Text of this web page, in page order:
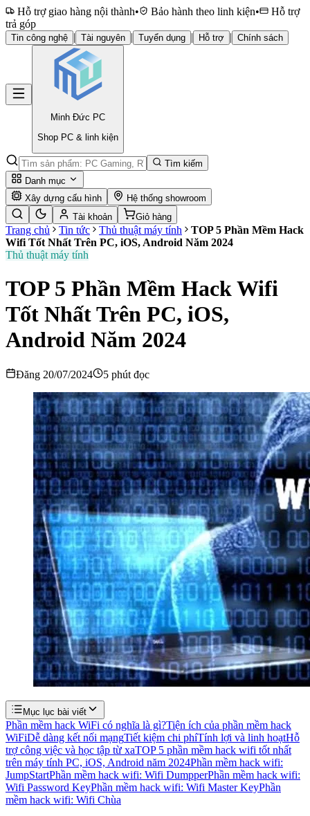
Hỗ trợ giao hàng nội thành• Bảo hành theo linh kiện•
Hỗ trợ
trả góp
Tin công nghệ | Tài nguyên | Tuyển dụng | Hỗ trợ | Chính sách
Minh Đức PC
Shop PC & linh kiện
Tìm kiếm
Danh mục
Xây dựng cấu hình
Hệ thống showroom
Tài khoản
Giỏ hàng
Trang chủ Tin tức Thủ thuật máy tính
TOP 5 Phần Mềm Hack
Wifi Tốt Nhất Trên PC, iOS, Android Năm 2024
Thủ thuật máy tính
TOP 5 Phần Mềm Hack Wifi
Tốt Nhất Trên PC, iOS,
Android Năm 2024
Đăng 20/07/2024 5 phút đọc
Mục lục bài viết
Phần mềm hack WiFi có nghĩa là gì?Tiện ích của phần mềm hack
WiFiDễ dàng kết nối mạngTiết kiệm chi phíTính lợi và linh hoạtHỗ
trợ công việc và học tập từ xaTOP 5 phần mềm hack wifi tốt nhất
trên máy tính PC, iOS, Android năm 2024Phần mềm hack wifi:
JumpStartPhần mềm hack wifi: Wifi DumpperPhần mềm hack wifi:
Wifi Password KeyPhần mềm hack wifi: Wifi Master KeyPhần
mềm hack wifi: Wifi Chùa